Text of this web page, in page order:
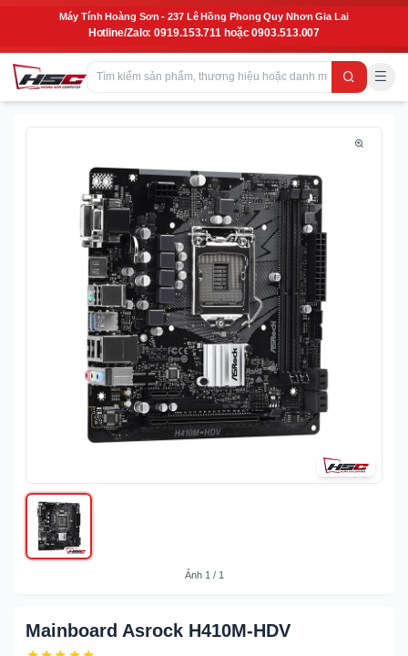
Máy Tính Hoàng Sơn - 237 Lê Hồng Phong Quy Nhơn Gia Lai
Hotline/Zalo: 0919.153.711 hoặc 0903.513.007
Ảnh 1 / 1
Mainboard Asrock H410M-HDV